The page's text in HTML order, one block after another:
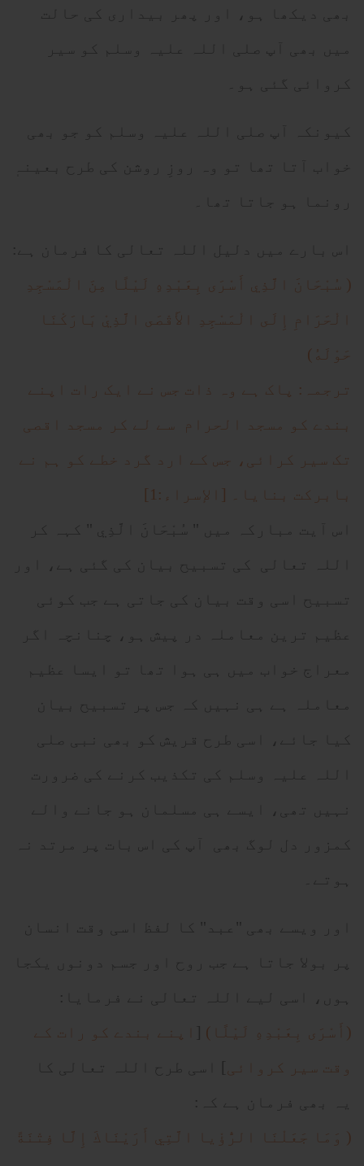
بھی دیکھا ہو، اور پھر بیداری کی حالت
میں بھی آپ صلی اللہ علیہ وسلم کو سیر
کیونکہ آپ صلی اللہ علیہ وسلم کو جو بھی
خواب آتا تھا تو وہ روزِ روشن کی طرح بعینہٖ
رونما ہو جاتا تھا۔
اس بارے میں دلیل اللہ تعالی کا فرمان ہے:
( سُبْحَانَ الَّذِي أَسْرَى بِعَبْدِهِ لَيْلًا مِنَ الْمَسْجِدِ
الْحَرَامِ إِلَى الْمَسْجِدِ الأَقْصَى الَّذِيْ بَارَكْنَا
حَوْلَهُ)
ترجمہ: پاک ہے وہ ذات جس نے ایک رات اپنے
بندے کو مسجد الحرام سے لے کر مسجد اقصی
تک سیر کرائی، جس کے ارد گرد خطے کو ہم نے
بابرکت بنایا۔ [الإسراء:1]
اس آیت مبارکہ میں " سُبْحَانَ الَّذِي " کہہ کر
اللہ تعالی کی تسبیح بیان کی گئی ہے، اور
تسبیح اسی وقت بیان کی جاتی ہے جب کوئی
عظیم ترین معاملہ در پیش ہو، چنانچہ اگر
معراج خواب میں ہی ہوا تھا تو ایسا عظیم
معاملہ ہے ہی نہیں کہ جس پر تسبیح بیان
کیا جائے، اسی طرح قریش کو بھی نبی صلی
اللہ علیہ وسلم کی تکذیب کرنے کی ضرورت
نہیں تھی، ایسے ہی مسلمان ہو جانے والے
کمزور دل لوگ بھی آپ کی اس بات پر مرتد نہ
ہوتے۔
اور ویسے بھی "عبد" کا لفظ اسی وقت انسان
پر بولا جاتا ہے جب روح اور جسم دونوں یکجا
ہوں، اسی لیے اللہ تعالی نے فرمایا:
(أَسْرَى بِعَبْدِهِ لَيْلًا) [
اپنے بندے کو رات کے
وقت سیر کروائی
] اسی طرح اللہ تعالی کا
یہ بھی فرمان ہے کہ:
( وَمَا جَعَلْنَا الرُّؤْيا الَّتِي أَرَيْنَاكَ إِلَّا فِتْنَةً